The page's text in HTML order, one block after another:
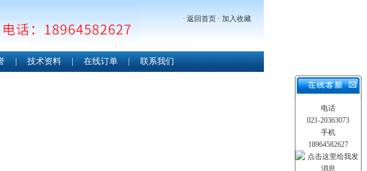
· 返回首页 · 加入收藏
| 技术资料 | 在线订单 | 联系我们
电话
021-20363073
手机
18964582627